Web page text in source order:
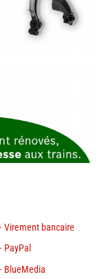
Virement bancaire
BlueMedia